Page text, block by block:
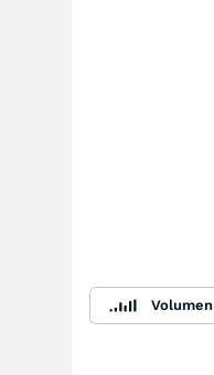
Volumen